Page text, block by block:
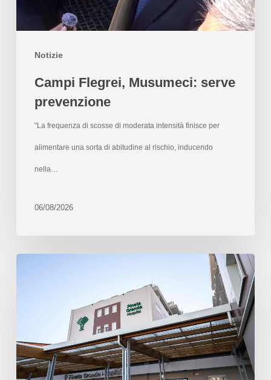
Notizie
Campi Flegrei, Musumeci: serve
prevenzione
"La frequenza di scosse di moderata intensità finisce per
alimentare una sorta di abitudine al rischio, inducendo
nella…
06/08/2026